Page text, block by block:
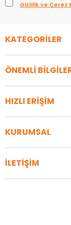
Gizlilik ve Çerez
KATEGORİLER
ÖNEMLİ
HIZLI ERİŞİM
KURUMSAL
İLETİŞİM